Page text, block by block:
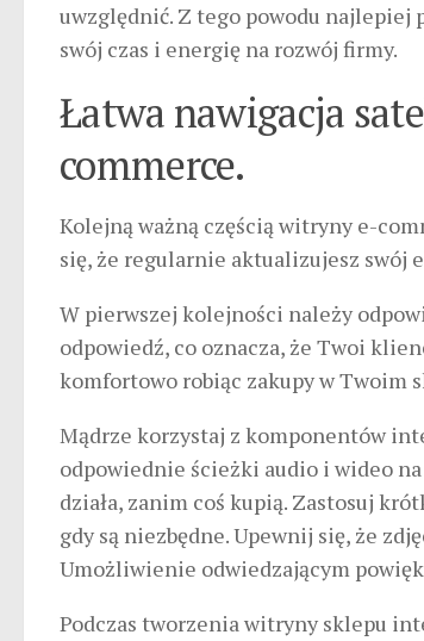
uwzględnić. Z tego powodu najlepiej
swój czas i energię na rozwój firmy.
Łatwa nawigacja
commerce.
Kolejną ważną częścią witryny e-
się, że regularnie aktualizujesz swój
W pierwszej kolejności należy
odpowiedź, co oznacza, że ​​Twoi
komfortowo robiąc zakupy w Twoim
Mądrze korzystaj z komponentów
odpowiednie ścieżki audio i wideo
działa, zanim coś kupią. Zastosuj
gdy są niezbędne. Upewnij się, że
Umożliwienie odwiedzającym
Podczas tworzenia witryny sklepu